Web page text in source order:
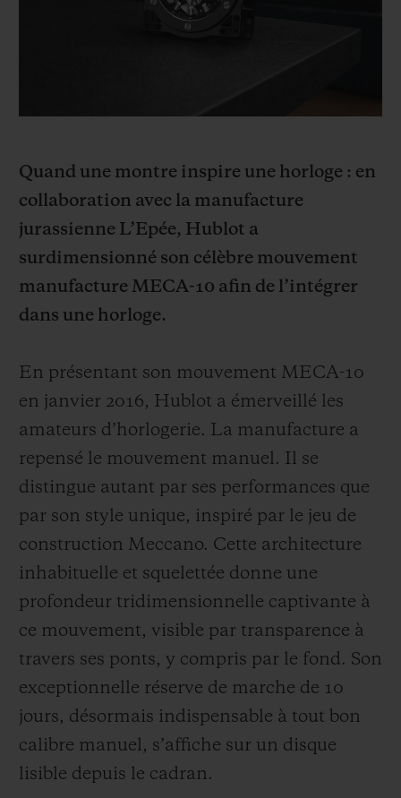
Quand une montre inspire une horloge : en
collaboration avec la manufacture
jurassienne L’Epée, Hublot a
surdimensionné son célèbre mouvement
manufacture MECA-10 afin de l’intégrer
dans une horloge.
En présentant son mouvement MECA-10
en janvier 2016, Hublot a émerveillé les
amateurs d’horlogerie. La manufacture a
repensé le mouvement manuel. Il se
distingue autant par ses performances que
par son style unique, inspiré par le jeu de
construction Meccano. Cette architecture
inhabituelle et squelettée donne une
profondeur tridimensionnelle captivante à
ce mouvement, visible par transparence à
travers ses ponts, y compris par le fond. Son
exceptionnelle réserve de marche de 10
jours, désormais indispensable à tout bon
calibre manuel, s’affiche sur un disque
lisible depuis le cadran.
BIG BANG
PEACH CERAMIC
SERVICES EXCLUSIFS
HUBLOTISTA ET EXTENSION DE GARANTIE
DÉLAI DE LIVRAISON
POCHETTE CADEAU
TROUVER UNE BOUTIQUE